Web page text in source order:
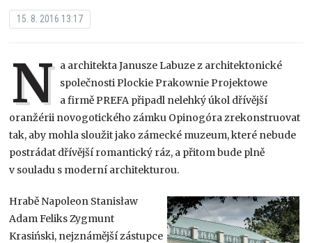
15. 8. 2016 13:17
N a architekta Janusze Labuze z architektonické
společnosti Plockie Prakownie Projektowe
a firmě PREFA připadl nelehký úkol dřívější
oranžérii novogotického zámku Opinogóra zrekonstruovat
tak, aby mohla sloužit jako zámecké muzeum, které nebude
postrádat dřívější romantický ráz, a přitom bude plně
v souladu s moderní architekturou.
Hrabě Napoleon Stanisław
Adam Feliks Zygmunt
Krasiński, nejznámější zástupce